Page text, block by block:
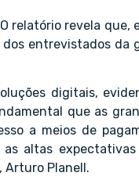
relatório revela que,
entrevistados da
digitais,
que as
a meios de
altas
Arturo Planell.